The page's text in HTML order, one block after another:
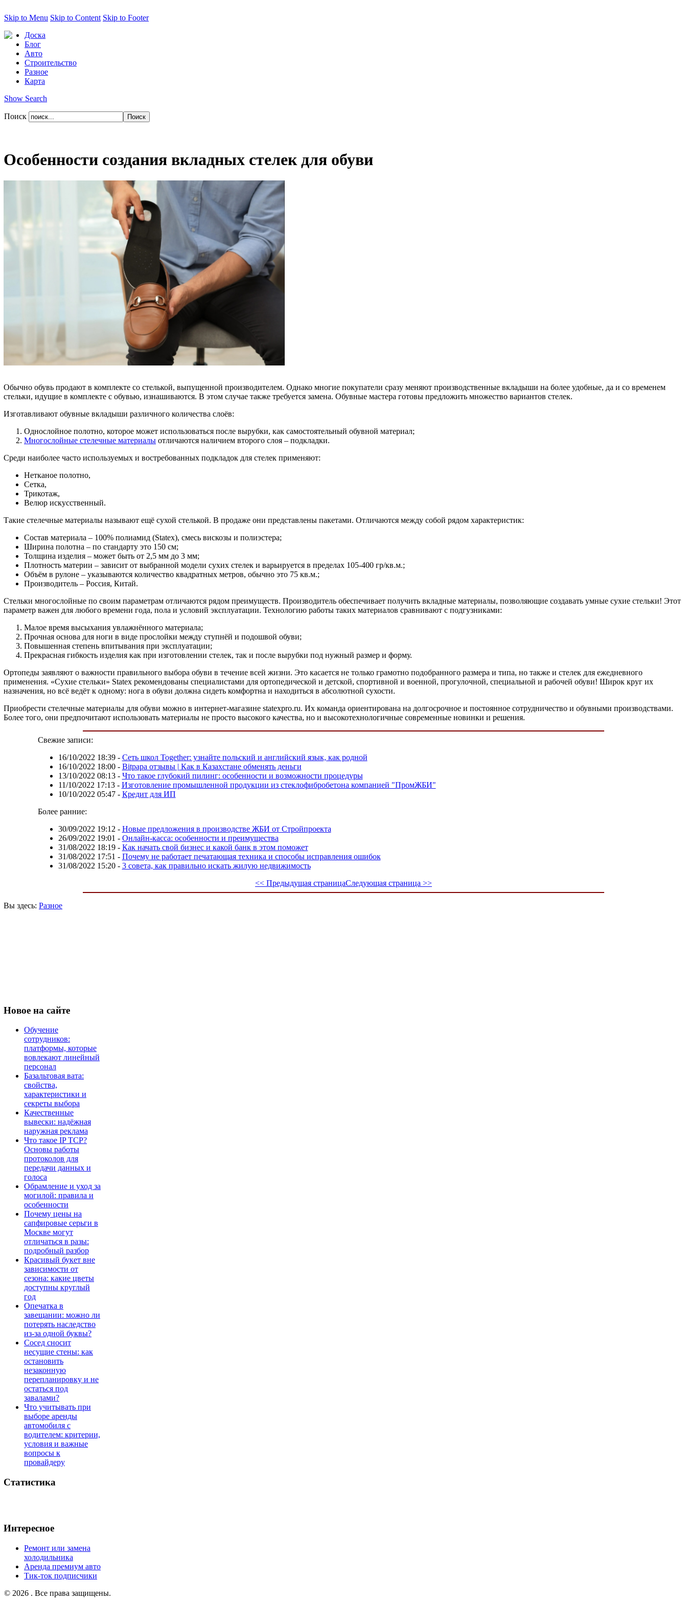
Skip to Menu Skip to Content Skip to Footer
Доска
Блог
Авто
Строительство
Разное
Карта
Show Search
Поиск
Особенности создания вкладных стелек для обуви
Обычно обувь продают в комплекте со стелькой, выпущенной производителем. Однако многие покупатели сразу меняют производственные вкладыши на более удобные, да и со временем
стельки, идущие в комплекте с обувью, изнашиваются. В этом случае также требуется замена. Обувные мастера готовы предложить множество вариантов стелек.
Изготавливают обувные вкладыши различного количества слоёв:
Однослойное полотно, которое может использоваться после вырубки, как самостоятельный обувной материал;
Многослойные стелечные материалы отличаются наличием второго слоя – подкладки.
Среди наиболее часто используемых и востребованных подкладок для стелек применяют:
Нетканое полотно,
Сетка,
Трикотаж,
Велюр искусственный.
Такие стелечные материалы называют ещё сухой стелькой. В продаже они представлены пакетами. Отличаются между собой рядом характеристик:
Состав материала – 100% полиамид (Statex), смесь вискозы и полиэстера;
Ширина полотна – по стандарту это 150 см;
Толщина изделия – может быть от 2,5 мм до 3 мм;
Плотность материи – зависит от выбранной модели сухих стелек и варьируется в пределах 105-400 гр/кв.м.;
Объём в рулоне – указываются количество квадратных метров, обычно это 75 кв.м.;
Производитель – Россия, Китай.
Стельки многослойные по своим параметрам отличаются рядом преимуществ. Производитель обеспечивает получить вкладные материалы, позволяющие создавать умные сухие стельки! Этот
параметр важен для любого времени года, пола и условий эксплуатации. Технологию работы таких материалов сравнивают с подгузниками:
Малое время высыхания увлажнённого материала;
Прочная основа для ноги в виде прослойки между ступнёй и подошвой обуви;
Повышенная степень впитывания при эксплуатации;
Прекрасная гибкость изделия как при изготовлении стелек, так и после вырубки под нужный размер и форму.
Ортопеды заявляют о важности правильного выбора обуви в течение всей жизни. Это касается не только грамотно подобранного размера и типа, но также и стелек для ежедневного
применения. «Сухие стельки» Statex рекомендованы специалистами для ортопедической и детской, спортивной и военной, прогулочной, специальной и рабочей обуви! Широк круг их
назначения, но всё ведёт к одному: нога в обуви должна сидеть комфортна и находиться в абсолютной сухости.
Приобрести стелечные материалы для обуви можно в интернет-магазине statexpro.ru. Их команда ориентирована на долгосрочное и постоянное сотрудничество и обувными производствами.
Более того, они предпочитают использовать материалы не просто высокого качества, но и высокотехнологичные современные новинки и решения.
Свежие записи:
16/10/2022 18:39- Сеть школ Together: узнайте польский и английский язык, как родной
16/10/2022 18:00- Bitpapa отзывы | Как в Казахстане обменять деньги
13/10/2022 08:13- Что такое глубокий пилинг: особенности и возможности процедуры
11/10/2022 17:13- Изготовление промышленной продукции из стеклофибробетона компанией "ПромЖБИ"
10/10/2022 05:47- Кредит для ИП
Более ранние:
30/09/2022 19:12 - Новые предложения в производстве ЖБИ от Стройпроекта
26/09/2022 19:01 - Онлайн-касса: особенности и преимущества
31/08/2022 18:19- Как начать свой бизнес и какой банк в этом поможет
31/08/2022 17:51 - Почему не работает печатающая техника и способы исправления ошибок
31/08/2022 15:20- 3 совета, как правильно искать жилую недвижимость
<< Предыдущая страницаСледующая страница >>
Вы здесь: Разное
Новое на сайте
Обучение
сотрудников:
платформы, которые
вовлекают линейный
персонал
Базальтовая вата:
свойства,
характеристики и
секреты выбора
Качественные
вывески: надёжная
наружная реклама
Что такое IP TCP?
Основы работы
протоколов для
передачи данных и
голоса
Обрамление и уход за
могилой: правила и
особенности
Почему цены на
сапфировые серьги в
Москве могут
отличаться в разы:
подробный разбор
Красивый букет вне
зависимости от
сезона: какие цветы
доступны круглый
год
Опечатка в
завещании: можно ли
потерять наследство
из-за одной буквы?
Сосед сносит
несущие стены: как
остановить
незаконную
перепланировку и не
остаться под
завалами?
Что учитывать при
выборе аренды
автомобиля с
водителем: критерии,
условия и важные
вопросы к
провайдеру
Статистика
Интересное
Ремонт или замена
холодильника
Аренда премиум авто
Тик-ток подписчики
© 2026 . Все права защищены.